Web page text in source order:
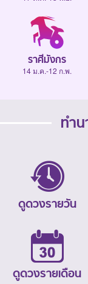
ราศีมังกร
14 ม.ค.-12 ก.พ.
ทำน
ดูดวงรายวัน
ดูดวงรายเดือน